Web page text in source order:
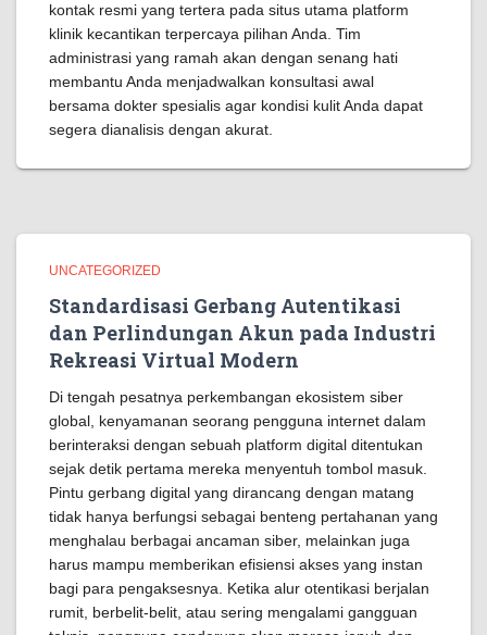
kontak resmi yang tertera pada situs utama platform
klinik kecantikan terpercaya pilihan Anda. Tim
administrasi yang ramah akan dengan senang hati
membantu Anda menjadwalkan konsultasi awal
bersama dokter spesialis agar kondisi kulit Anda dapat
segera dianalisis dengan akurat.
UNCATEGORIZED
Standardisasi Gerbang Autentikasi
dan Perlindungan Akun pada Industri
Rekreasi Virtual Modern
Di tengah pesatnya perkembangan ekosistem siber
global, kenyamanan seorang pengguna internet dalam
berinteraksi dengan sebuah platform digital ditentukan
sejak detik pertama mereka menyentuh tombol masuk.
Pintu gerbang digital yang dirancang dengan matang
tidak hanya berfungsi sebagai benteng pertahanan yang
menghalau berbagai ancaman siber, melainkan juga
harus mampu memberikan efisiensi akses yang instan
bagi para pengaksesnya. Ketika alur otentikasi berjalan
rumit, berbelit-belit, atau sering mengalami gangguan